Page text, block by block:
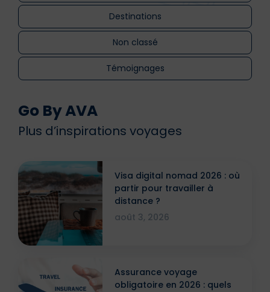
Destinations
Non classé
Témoignages
Go By AVA
Plus d’inspirations voyages
Visa digital nomad 2026 : où
partir pour travailler à
distance ?
août 3, 2026
Assurance voyage
obligatoire en 2026 : quels